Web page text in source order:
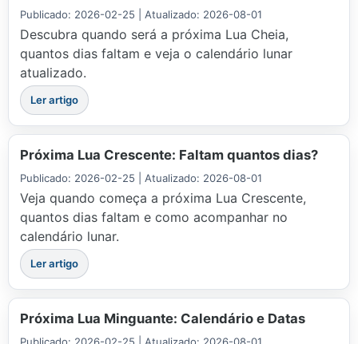
Publicado: 2026-02-25 | Atualizado: 2026-08-01
Descubra quando será a próxima Lua Cheia,
quantos dias faltam e veja o calendário lunar
atualizado.
Ler artigo
Próxima Lua Crescente: Faltam quantos dias?
Publicado: 2026-02-25 | Atualizado: 2026-08-01
Veja quando começa a próxima Lua Crescente,
quantos dias faltam e como acompanhar no
calendário lunar.
Ler artigo
Próxima Lua Minguante: Calendário e Datas